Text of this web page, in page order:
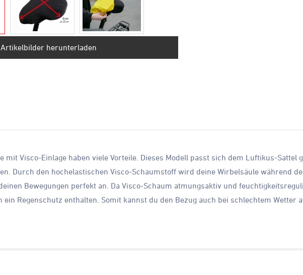
Artikelbilder herunterladen
mit Visco-Einlage haben viele Vorteile. Dieses Modell passt sich dem Luftikus-
Durch den hochelastischen Visco-Schaumstoff wird deine Wirbelsäule während
Bewegungen perfekt an. Da Visco-Schaum atmungsaktiv und
Regenschutz enthalten. Somit kannst du den Bezug auch bei schlechtem Wetter